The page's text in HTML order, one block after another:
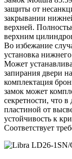
защиты от
закрывании
верхней.
верхним
Во избежание
установка
Может
запирания двери
комплектация
замок может
секретности, что
пластиной от
устойчивость к
Соответствует